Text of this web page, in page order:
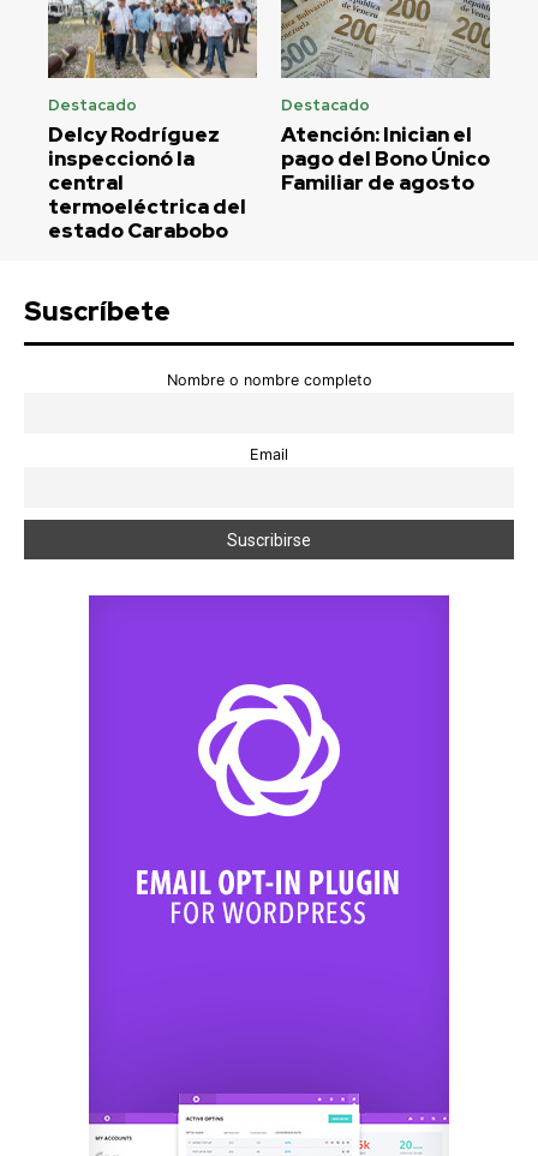
Destacado
Delcy Rodríguez
inspeccionó la
central
termoeléctrica del
estado Carabobo
Destacado
Atención: Inician el
pago del Bono Único
Familiar de agosto
Suscríbete
Nombre o nombre completo
Email